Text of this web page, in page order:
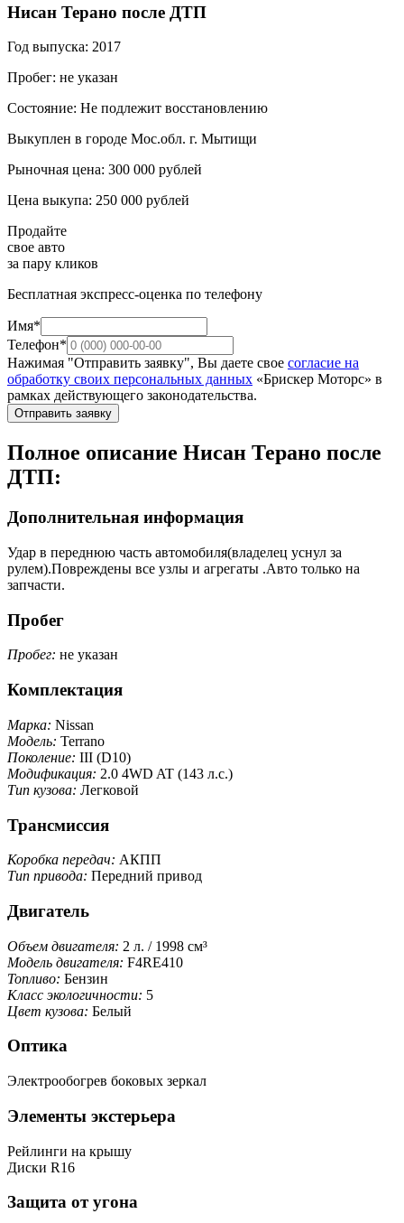
Нисан Терано после ДТП
Год выпуска: 2017
Пробег: не указан
Состояние: Не подлежит восстановлению
Выкуплен в городе Мос.обл. г. Мытищи
Рыночная цена: 300 000 рублей
Цена выкупа: 250 000 рублей
Продайте
свое авто
за пару кликов
Бесплатная экспресс-оценка по телефону
Имя*
Телефон*
Нажимая "Отправить заявку", Вы даете свое согласие на
обработку своих персональных данных «Брискер Моторс» в
рамках действующего законодательства.
Отправить заявку
Полное описание Нисан Терано после
ДТП:
Дополнительная информация
Удар в переднюю часть автомобиля(владелец уснул за
рулем).Повреждены все узлы и агрегаты .Авто только на
запчасти.
Пробег
Пробег: не указан
Комплектация
Марка: Nissan
Модель: Terrano
Поколение: III (D10)
Модификация: 2.0 4WD AT (143 л.с.)
Тип кузова: Легковой
Трансмиссия
Коробка передач: АКПП
Тип привода: Передний привод
Двигатель
Объем двигателя: 2 л. / 1998 см³
Модель двигателя: F4RE410
Топливо: Бензин
Класс экологичности: 5
Цвет кузова: Белый
Оптика
Электрообогрев боковых зеркал
Элементы экстерьера
Рейлинги на крышу
Диски R16
Защита от угона